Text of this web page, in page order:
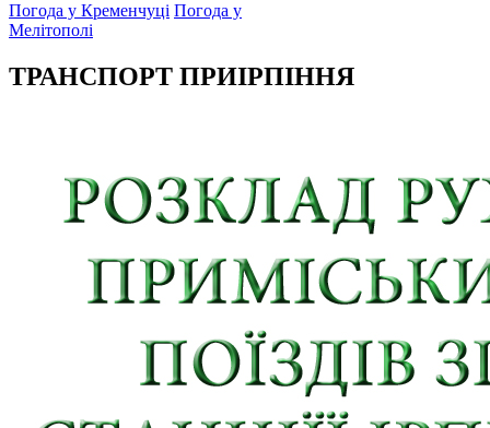
Погода у Кременчуці Погода у
Мелітополі
ТРАНСПОРТ ПРИІРПІННЯ